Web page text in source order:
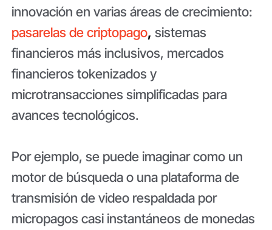
innovación en varias áreas de crecimiento:
pasarelas de criptopago, sistemas
financieros más inclusivos, mercados
financieros tokenizados y
microtransacciones simplificadas para
avances tecnológicos.
Por ejemplo, se puede imaginar como un
motor de búsqueda o una plataforma de
transmisión de video respaldada por
micropagos casi instantáneos de monedas